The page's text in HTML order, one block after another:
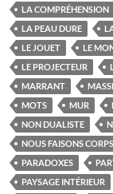
LA COMPRÉHENSION
LA PEAU DURE
LE JOUET
LE
LE PROJECTEUR
MARRANT
MOTS
MUR
NON DUALISTE
NOUS FAISONS CORPS
PARADOXES
PAYSAGE INTÉRIEUR